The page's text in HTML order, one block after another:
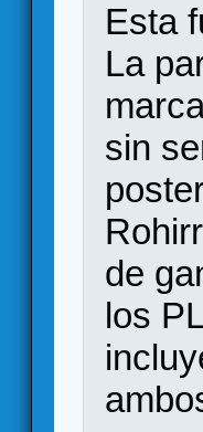
Esta
La
sin
de
los